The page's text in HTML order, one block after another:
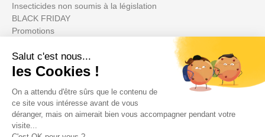
Insecticides non soumis à la législation
BLACK FRIDAY
Promotions
Votre compte
Informations